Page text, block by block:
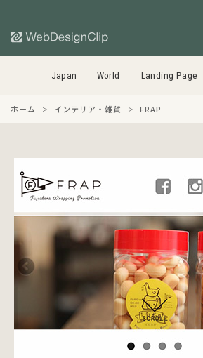
Japan World Landing Page
ホーム インテリア・雑貨 FRAP